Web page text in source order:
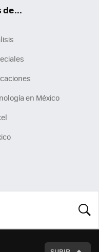
de...
en México